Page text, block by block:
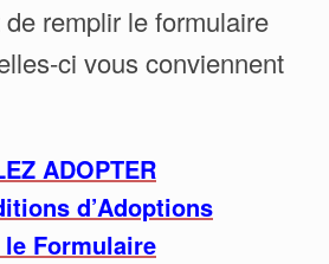
de remplir le formulaire
ci vous conviennent
ADOPTER
d’Adoptions
Formulaire